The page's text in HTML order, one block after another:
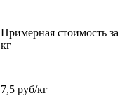
Примерная стоимость за
кг
7,5 руб/кг